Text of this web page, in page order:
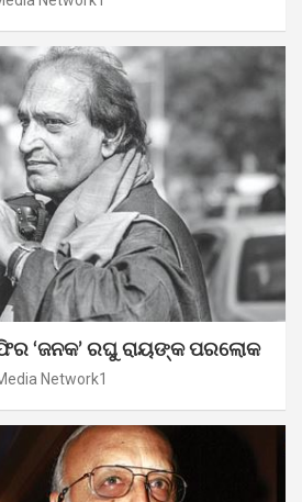
‘ଜନକ’ ରଘୁ ରାୟଙ୍କ ପରଲୋକ
Network1